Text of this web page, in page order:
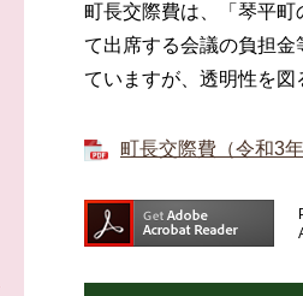
町長交際費は、「琴平
て出席する会議の負担
ていますが、透明性を図
町長交際費（令和3